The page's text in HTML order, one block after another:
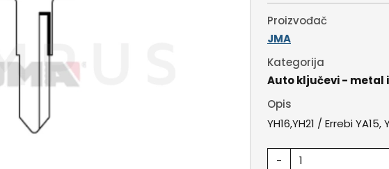
Proizvođač
JMA
Kategorija
Auto ključevi - metal
Opis
YH16,YH21 / Errebi YA15,
-